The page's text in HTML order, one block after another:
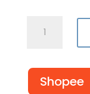
Shopee